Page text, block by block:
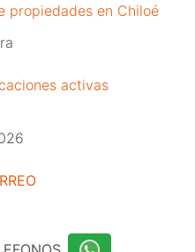
propiedades en Chiloé
activas